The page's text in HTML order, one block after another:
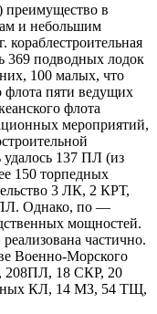
преимущество в
и небольшим
369 подводных лодок
100 малых, что
флота пяти ведущих
флота
мероприятий,
137 ПЛ (из
150 торпедных
3 ЛК, 2 КРТ,
ПЛ. Однако, по —
мощностей.
частично.
Военно-Морского
18 СКР, 20
КЛ, 14 МЗ, 54 ТЩ,